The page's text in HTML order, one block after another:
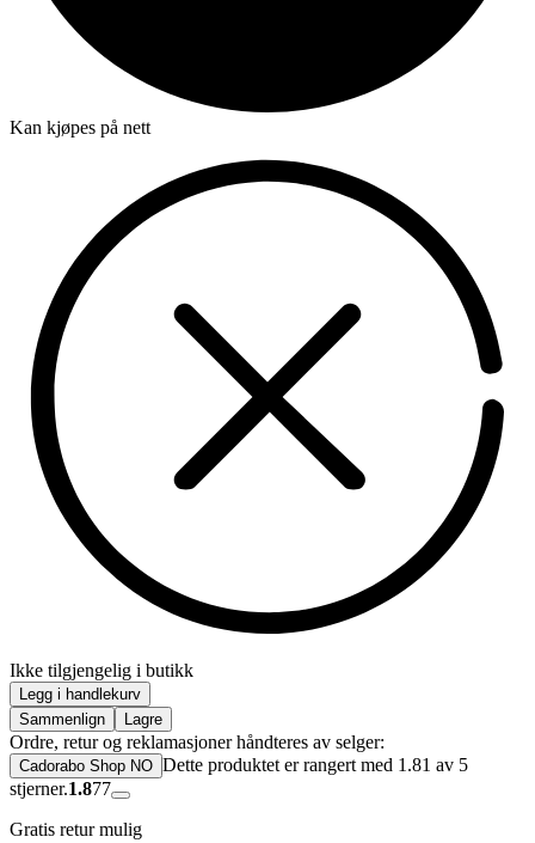
Kan kjøpes på nett
Ikke tilgjengelig i butikk
Legg i handlekurv
Sammenlign
Lagre
Ordre, retur og reklamasjoner håndteres av selger:
Cadorabo Shop NO Dette produktet er rangert med 1.81 av 5
stjerner.1.877
Gratis retur mulig